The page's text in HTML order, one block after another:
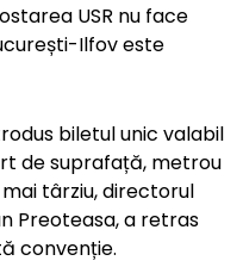
USR nu face
Ilfov este
biletul unic valabil
de suprafață, metrou
târziu, directorul
Preoteasa, a retras
convenție.